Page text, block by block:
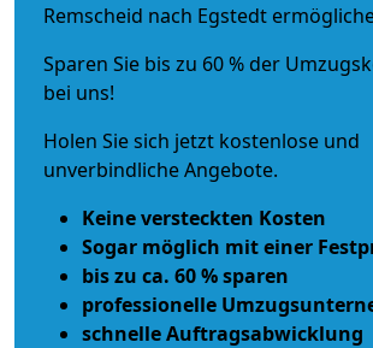
Remscheid nach Egstedt
Sparen Sie bis zu 60 % der
bei uns!
Holen Sie sich jetzt kostenlose und
unverbindliche Angebote.
Keine versteckten Kosten
Sogar möglich mit einer
bis zu ca. 60 % sparen
professionelle
schnelle Auftragsabwicklung